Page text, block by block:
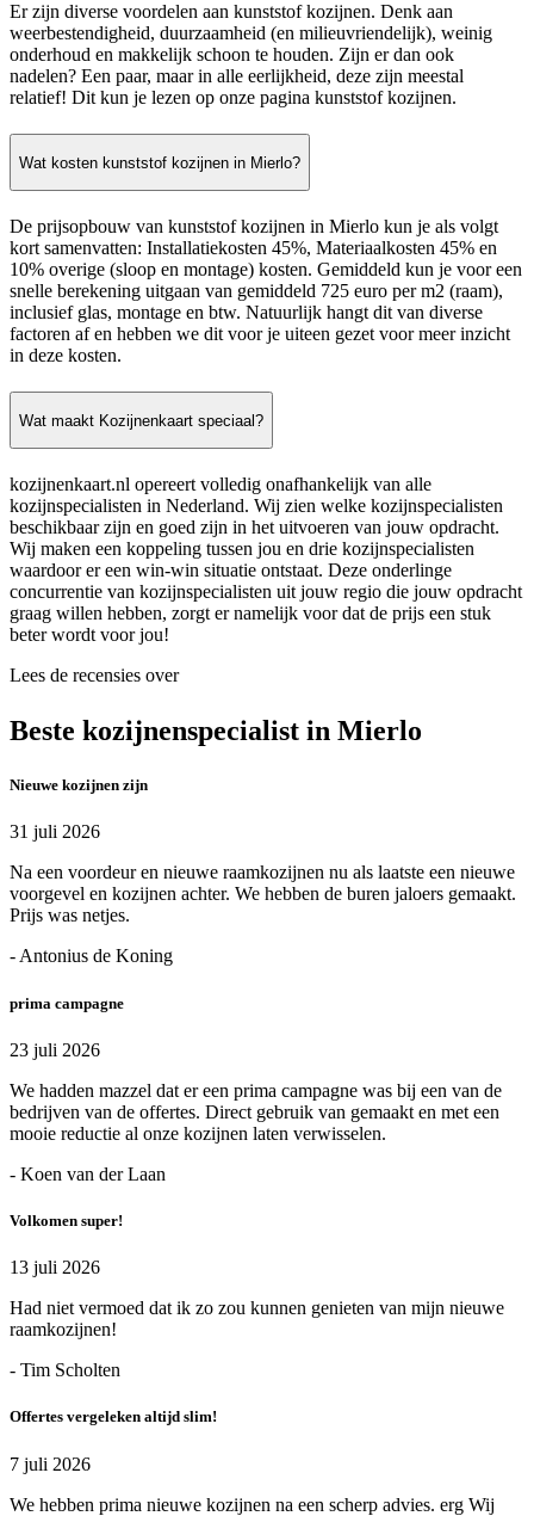
Er zijn diverse voordelen aan kunststof kozijnen. Denk aan
weerbestendigheid, duurzaamheid (en milieuvriendelijk), weinig
onderhoud en makkelijk schoon te houden. Zijn er dan ook
nadelen? Een paar, maar in alle eerlijkheid, deze zijn meestal
relatief! Dit kun je lezen op onze pagina kunststof kozijnen.
Wat kosten kunststof kozijnen in Mierlo?
De prijsopbouw van kunststof kozijnen in Mierlo kun je als volgt
kort samenvatten: Installatiekosten 45%, Materiaalkosten 45% en
10% overige (sloop en montage) kosten. Gemiddeld kun je voor een
snelle berekening uitgaan van gemiddeld 725 euro per m2 (raam),
inclusief glas, montage en btw. Natuurlijk hangt dit van diverse
factoren af en hebben we dit voor je uiteen gezet voor meer inzicht
in deze kosten.
Wat maakt Kozijnenkaart speciaal?
kozijnenkaart.nl opereert volledig onafhankelijk van alle
kozijnspecialisten in Nederland. Wij zien welke kozijnspecialisten
beschikbaar zijn en goed zijn in het uitvoeren van jouw opdracht.
Wij maken een koppeling tussen jou en drie kozijnspecialisten
waardoor er een win-win situatie ontstaat. Deze onderlinge
concurrentie van kozijnspecialisten uit jouw regio die jouw opdracht
graag willen hebben, zorgt er namelijk voor dat de prijs een stuk
beter wordt voor jou!
Lees de recensies over
Beste kozijnenspecialist in Mierlo
Nieuwe kozijnen zijn
31 juli 2026
Na een voordeur en nieuwe raamkozijnen nu als laatste een nieuwe
voorgevel en kozijnen achter. We hebben de buren jaloers gemaakt.
Prijs was netjes.
- Antonius de Koning
prima campagne
23 juli 2026
We hadden mazzel dat er een prima campagne was bij een van de
bedrijven van de offertes. Direct gebruik van gemaakt en met een
mooie reductie al onze kozijnen laten verwisselen.
- Koen van der Laan
Volkomen super!
13 juli 2026
Had niet vermoed dat ik zo zou kunnen genieten van mijn nieuwe
raamkozijnen!
- Tim Scholten
Offertes vergeleken altijd slim!
7 juli 2026
We hebben prima nieuwe kozijnen na een scherp advies. erg Wij